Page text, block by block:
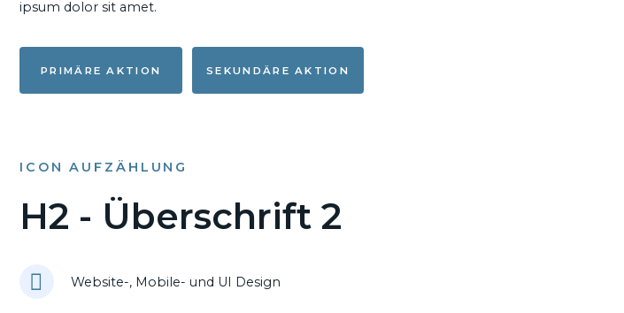
ipsum dolor sit amet.
PRIMÄRE AKTION SEKUNDÄRE AKTION
ICON AUFZÄHLUNG
H2 - Überschrift 2
Website-, Mobile- und UI Design